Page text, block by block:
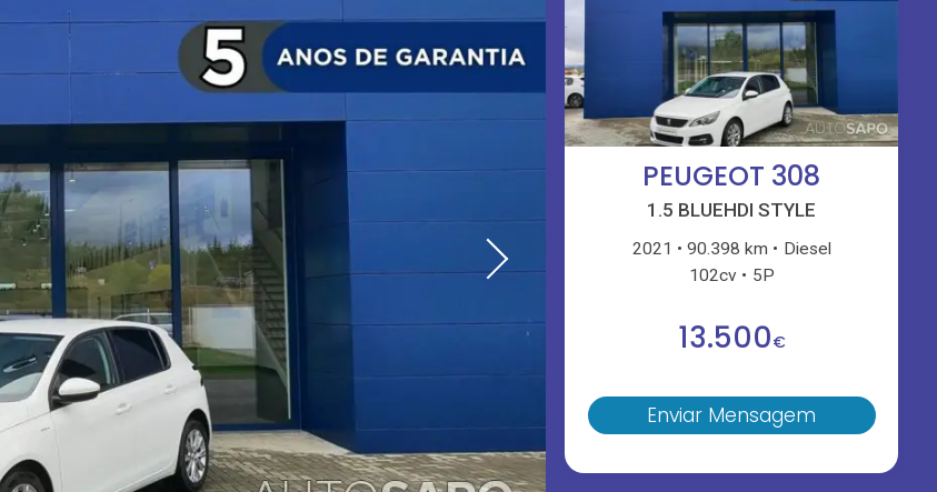
PEUGEOT 308
1.5 BLUEHDI STYLE
2021 90.398 km
Diesel
102cv
5P
13.500€
Enviar Mensagem